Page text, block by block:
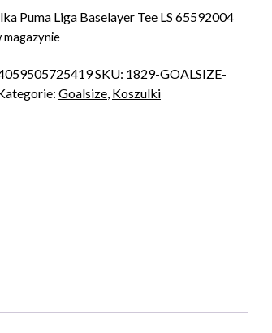
was:
zł102,00.
is:
zł85,68.
Puma Liga Baselayer Tee LS 65592004
magazynie
SKU: 1829-GOALSIZE-
Goalsize, Koszulki